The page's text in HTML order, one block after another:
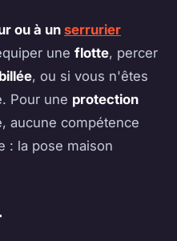
ou à un serrurier
une flotte, percer
, ou si vous n'êtes
Pour une protection
aucune compétence
: la pose maison